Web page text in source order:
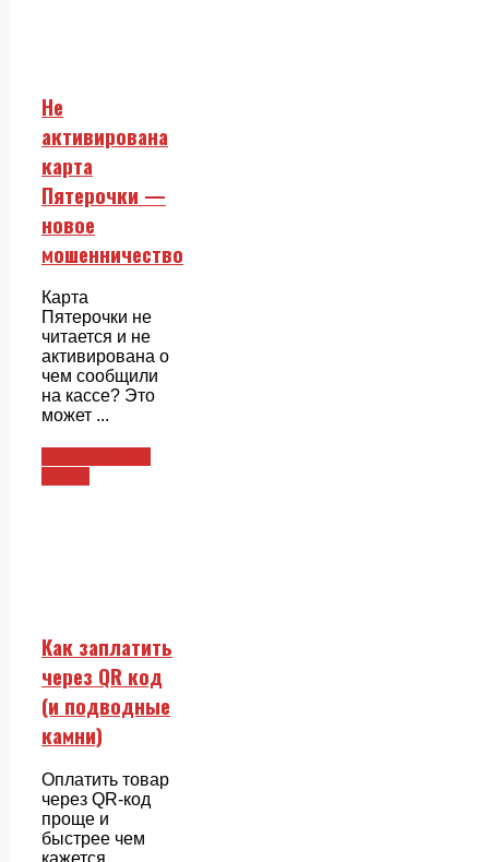
Не
активирована
карта
Пятерочки —
новое
мошенничество
Карта
Пятерочки не
читается и не
активирована о
чем сообщили
на кассе? Это
может ...
Как заплатить
через QR код
(и подводные
камни)
Оплатить товар
через QR-код
проще и
быстрее чем
кажется.